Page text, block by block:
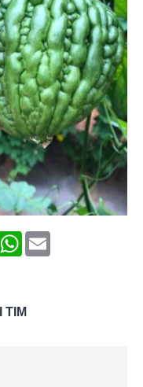
WhatsApp
Email
TIM